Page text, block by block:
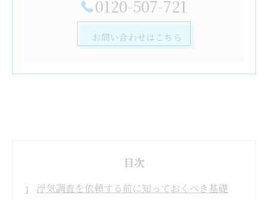
0120-507-721
お問い合わせはこちら
目次
浮気調査を依頼する前に知っておくべき基礎